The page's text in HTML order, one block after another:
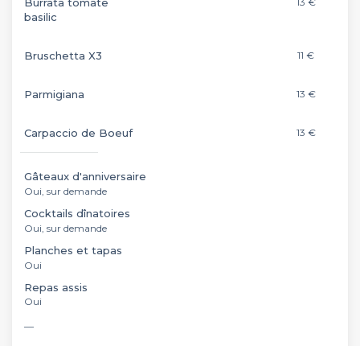
basilic
Bruschetta X3 11 €
Parmigiana 13 €
Carpaccio de Boeuf 13 €
Gâteaux d'anniversaire
Oui, sur demande
Cocktails dînatoires
Oui, sur demande
Planches et tapas
Oui
Repas assis
Oui